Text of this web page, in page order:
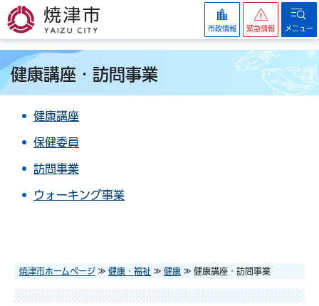
焼津市
市政情報 緊急情報 メニュー
健康講座・訪問事業
健康講座
保健委員
訪問事業
ウォーキング事業
焼津市ホームページ ≫ 健康・福祉 ≫ 健康 ≫ 健康講座・訪問事業